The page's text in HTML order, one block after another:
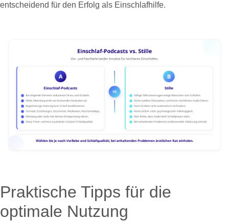
entscheidend für den Erfolg als Einschlafhilfe.
Praktische Tipps für die
optimale Nutzung